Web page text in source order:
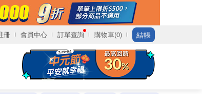
冊 會員中心 訂單查詢 購物車(0) 結帳